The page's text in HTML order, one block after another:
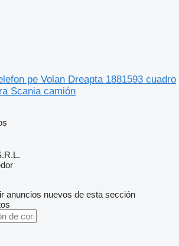
pe Volan Dreapta 1881593 cuadro
Scania camión
anuncios nuevos de esta sección